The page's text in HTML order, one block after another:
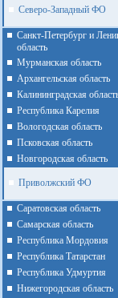
Северо-Западный ФО
Санкт-Петербург и
область
Мурманская область
Архангельская область
Калининградская
Республика Карелия
Вологодская область
Псковская область
Новгородская область
Приволжский ФО
Cаратовская область
Cамарская область
Республика Мордовия
Республика Татарстан
Республика Удмуртия
Нижегородская область